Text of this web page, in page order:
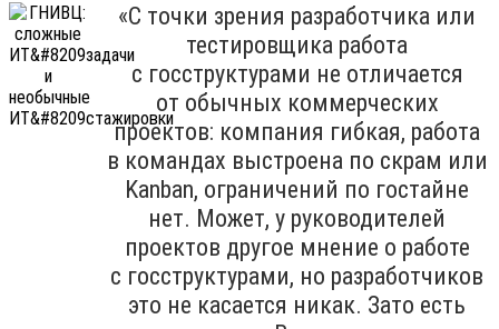
«С точки зрения разработчика или
тестировщика работа
с госструктурами не отличается
от обычных коммерческих
проектов: компания гибкая, работа
в командах выстроена по скрам или
Kanban, ограничений по гостайне
нет. Может, у руководителей
проектов другое мнение о работе
с госструктурами, но разработчиков
это не касается никак. Зато есть